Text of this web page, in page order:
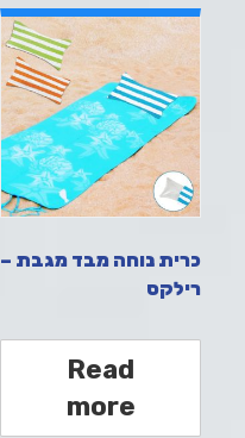
כרית נוחה מבד מגבת –
רילקס
Read
more